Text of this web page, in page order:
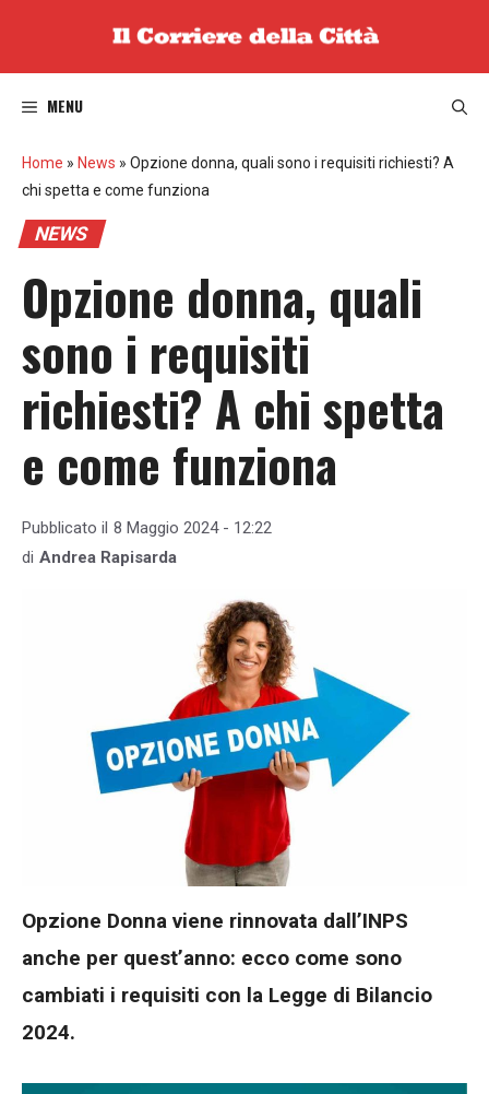
MENU
Home » News » Opzione donna, quali sono i requisiti richiesti? A
chi spetta e come funziona
NEWS
Opzione donna, quali
sono i requisiti
richiesti? A chi spetta
e come funziona
Pubblicato il 8 Maggio 2024 - 12:22
di Andrea Rapisarda
Opzione Donna viene rinnovata dall’INPS
anche per quest’anno: ecco come sono
cambiati i requisiti con la Legge di Bilancio
2024.